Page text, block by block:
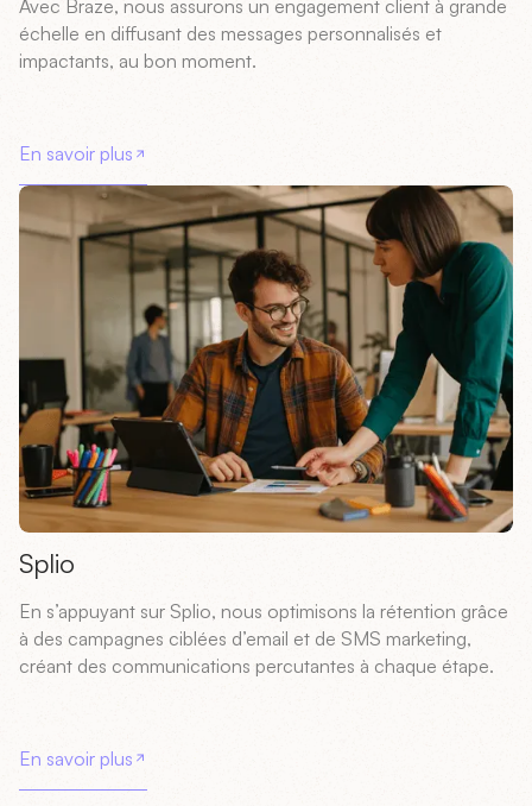
Avec Braze, nous assurons un engagement client à grande
échelle en diffusant des messages personnalisés et
impactants, au bon moment.
En savoir plus
Splio
En s’appuyant sur Splio, nous optimisons la rétention grâce
à des campagnes ciblées d’email et de SMS marketing,
créant des communications percutantes à chaque étape.
En savoir plus